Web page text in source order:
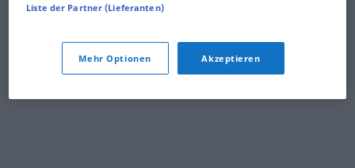
Liste der Partner (Lieferanten)
Mehr Optionen Akzeptieren